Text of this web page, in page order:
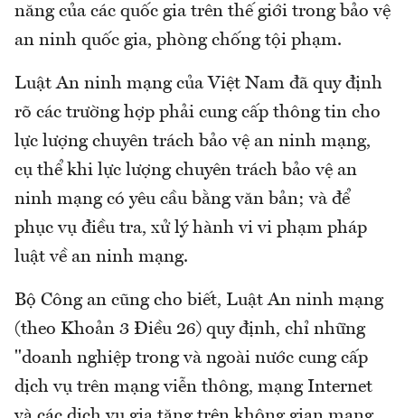
năng của các quốc gia trên thế giới trong bảo vệ
an ninh quốc gia, phòng chống tội phạm.
Luật An ninh mạng của Việt Nam đã quy định
rõ các trường hợp phải cung cấp thông tin cho
lực lượng chuyên trách bảo vệ an ninh mạng,
cụ thể khi lực lượng chuyên trách bảo vệ an
ninh mạng có yêu cầu bằng văn bản; và để
phục vụ điều tra, xử lý hành vi vi phạm pháp
luật về an ninh mạng.
Bộ Công an cũng cho biết, Luật An ninh mạng
(theo Khoản 3 Điều 26) quy định, chỉ những
"doanh nghiệp trong và ngoài nước cung cấp
dịch vụ trên mạng viễn thông, mạng Internet